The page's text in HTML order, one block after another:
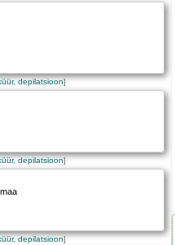
depilatsioon]
depilatsioon]
depilatsioon]